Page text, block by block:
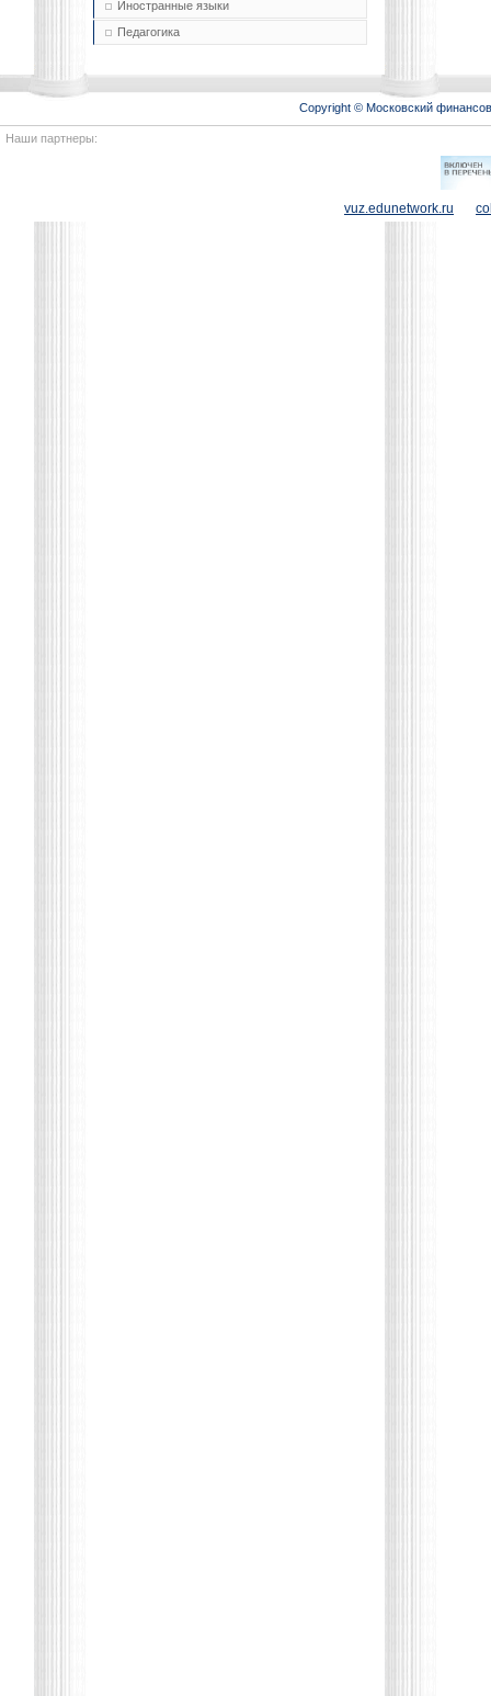
Иностранные языки
Педагогика
Copyright © Московский
Наши партнеры:
vuz.edunetwork.ru